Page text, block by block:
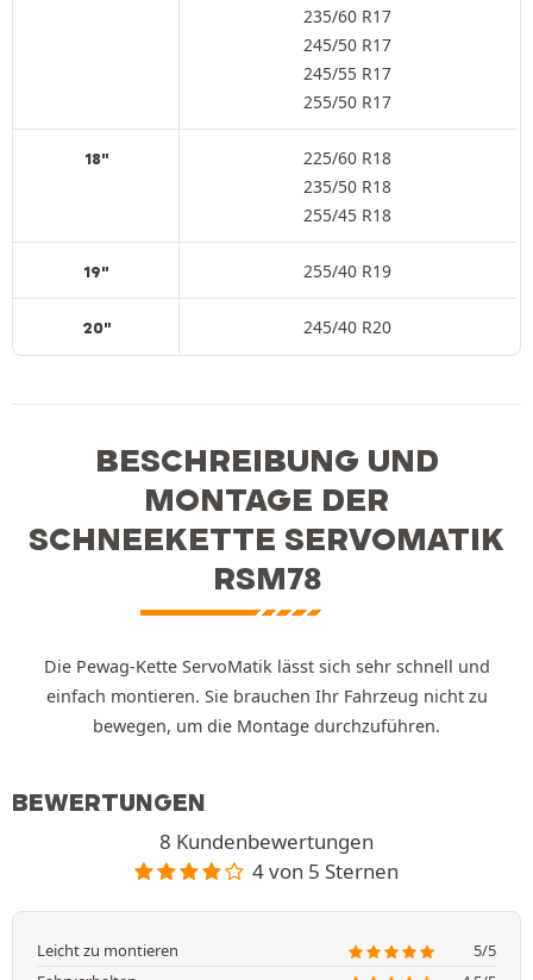
235/60 R17
245/50 R17
245/55 R17
255/50 R17
18"
225/60 R18
235/50 R18
255/45 R18
19" 255/40 R19
20" 245/40 R20
BESCHREIBUNG UND
MONTAGE DER
SCHNEEKETTE SERVOMATIK
RSM78
Die Pewag-Kette ServoMatik lässt sich sehr schnell und
einfach montieren. Sie brauchen Ihr Fahrzeug nicht zu
bewegen, um die Montage durchzuführen.
BEWERTUNGEN
8 Kundenbewertungen
4 von 5 Sternen
Leicht zu montieren
5/5